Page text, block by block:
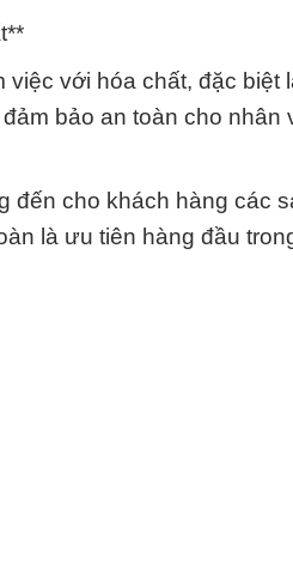
việc với hóa chất, đặc biệt
bảo an toàn cho nhân
đến cho khách hàng các
là ưu tiên hàng đầu